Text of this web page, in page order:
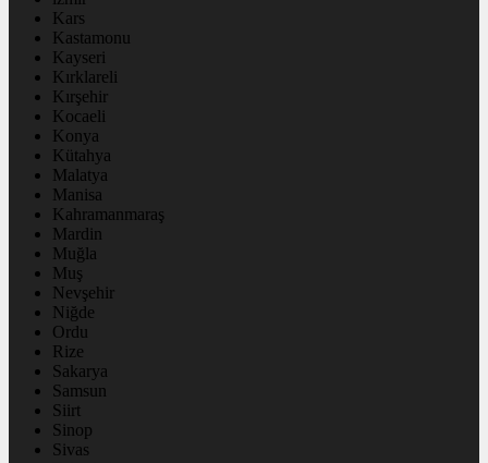
Kars
Kastamonu
Kayseri
Kırklareli
Kırşehir
Kocaeli
Konya
Kütahya
Malatya
Manisa
Kahramanmaraş
Mardin
Muğla
Muş
Nevşehir
Niğde
Ordu
Rize
Sakarya
Samsun
Siirt
Sinop
Sivas